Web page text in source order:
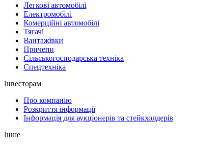
Легкові автомобілі
Електромобілі
Комерційні автомобілі
Тягачі
Вантажівки
Причепи
Сільськогосподарська техніка
Спецтехніка
Інвесторам
Про компанію
Розкриття інформації
Інформація для аукціонерів та стейкхолдерів
Інше